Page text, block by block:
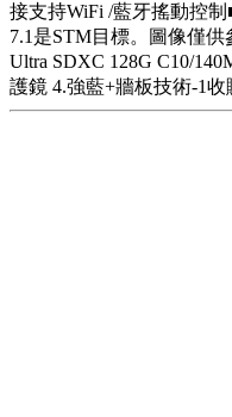
接支持WiFi /藍牙搖動控制
7.1是STM目標。圖像僅供
Ultra SDXC 128G C10/
護鏡 4.強藍+牆板技術-1收